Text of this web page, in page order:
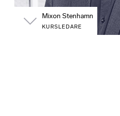
Mixon Stenhamn
KURSLEDARE